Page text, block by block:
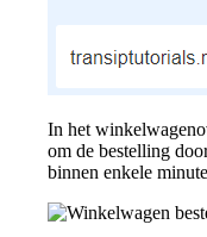
In het
om de bestelling
binnen enkele